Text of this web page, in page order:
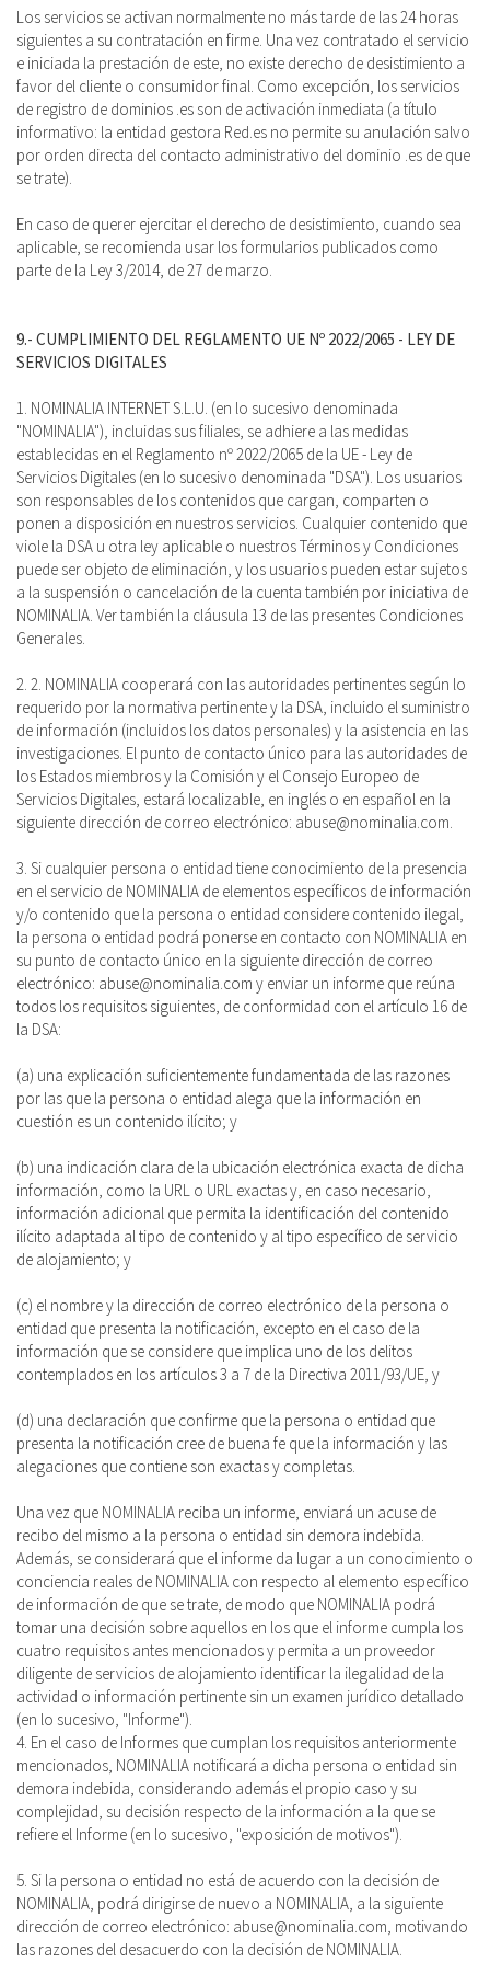
Los servicios se activan normalmente no más tarde de las 24 horas
siguientes a su contratación en firme. Una vez contratado el servicio
e iniciada la prestación de este, no existe derecho de desistimiento a
favor del cliente o consumidor final. Como excepción, los servicios
de registro de dominios .es son de activación inmediata (a título
informativo: la entidad gestora Red.es no permite su anulación salvo
por orden directa del contacto administrativo del dominio .es de que
se trate).
En caso de querer ejercitar el derecho de desistimiento, cuando sea
aplicable, se recomienda usar los formularios publicados como
parte de la Ley 3/2014, de 27 de marzo.
9.- CUMPLIMIENTO DEL REGLAMENTO UE Nº 2022/2065 - LEY DE
SERVICIOS DIGITALES
1. NOMINALIA INTERNET S.L.U. (en lo sucesivo denominada
"NOMINALIA"), incluidas sus filiales, se adhiere a las medidas
establecidas en el Reglamento nº 2022/2065 de la UE - Ley de
Servicios Digitales (en lo sucesivo denominada "DSA"). Los usuarios
son responsables de los contenidos que cargan, comparten o
ponen a disposición en nuestros servicios. Cualquier contenido que
viole la DSA u otra ley aplicable o nuestros Términos y Condiciones
puede ser objeto de eliminación, y los usuarios pueden estar sujetos
a la suspensión o cancelación de la cuenta también por iniciativa de
NOMINALIA. Ver también la cláusula 13 de las presentes Condiciones
Generales.
2. 2. NOMINALIA cooperará con las autoridades pertinentes según lo
requerido por la normativa pertinente y la DSA, incluido el suministro
de información (incluidos los datos personales) y la asistencia en las
investigaciones. El punto de contacto único para las autoridades de
los Estados miembros y la Comisión y el Consejo Europeo de
Servicios Digitales, estará localizable, en inglés o en español en la
siguiente dirección de correo electrónico: abuse@nominalia.com.
3. Si cualquier persona o entidad tiene conocimiento de la presencia
en el servicio de NOMINALIA de elementos específicos de información
y/o contenido que la persona o entidad considere contenido ilegal,
la persona o entidad podrá ponerse en contacto con NOMINALIA en
su punto de contacto único en la siguiente dirección de correo
electrónico: abuse@nominalia.com y enviar un informe que reúna
todos los requisitos siguientes, de conformidad con el artículo 16 de
la DSA:
(a) una explicación suficientemente fundamentada de las razones
por las que la persona o entidad alega que la información en
cuestión es un contenido ilícito; y
(b) una indicación clara de la ubicación electrónica exacta de dicha
información, como la URL o URL exactas y, en caso necesario,
información adicional que permita la identificación del contenido
ilícito adaptada al tipo de contenido y al tipo específico de servicio
de alojamiento; y
(c) el nombre y la dirección de correo electrónico de la persona o
entidad que presenta la notificación, excepto en el caso de la
información que se considere que implica uno de los delitos
contemplados en los artículos 3 a 7 de la Directiva 2011/93/UE, y
(d) una declaración que confirme que la persona o entidad que
presenta la notificación cree de buena fe que la información y las
alegaciones que contiene son exactas y completas.
Una vez que NOMINALIA reciba un informe, enviará un acuse de
recibo del mismo a la persona o entidad sin demora indebida.
Además, se considerará que el informe da lugar a un conocimiento o
conciencia reales de NOMINALIA con respecto al elemento específico
de información de que se trate, de modo que NOMINALIA podrá
tomar una decisión sobre aquellos en los que el informe cumpla los
cuatro requisitos antes mencionados y permita a un proveedor
diligente de servicios de alojamiento identificar la ilegalidad de la
actividad o información pertinente sin un examen jurídico detallado
(en lo sucesivo, "Informe").
4. En el caso de Informes que cumplan los requisitos anteriormente
mencionados, NOMINALIA notificará a dicha persona o entidad sin
demora indebida, considerando además el propio caso y su
complejidad, su decisión respecto de la información a la que se
refiere el Informe (en lo sucesivo, "exposición de motivos").
5. Si la persona o entidad no está de acuerdo con la decisión de
NOMINALIA, podrá dirigirse de nuevo a NOMINALIA, a la siguiente
dirección de correo electrónico: abuse@nominalia.com, motivando
las razones del desacuerdo con la decisión de NOMINALIA.